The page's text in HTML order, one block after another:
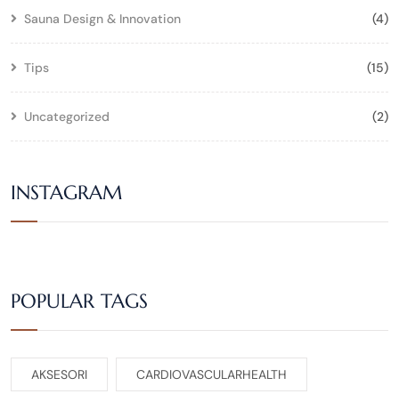
Sauna Design & Innovation (4)
Tips (15)
Uncategorized (2)
INSTAGRAM
POPULAR TAGS
AKSESORI CARDIOVASCULARHEALTH